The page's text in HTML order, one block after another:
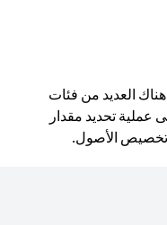
العديد من فئات
عملية تحديد مقدار
تخصيص الأصول.